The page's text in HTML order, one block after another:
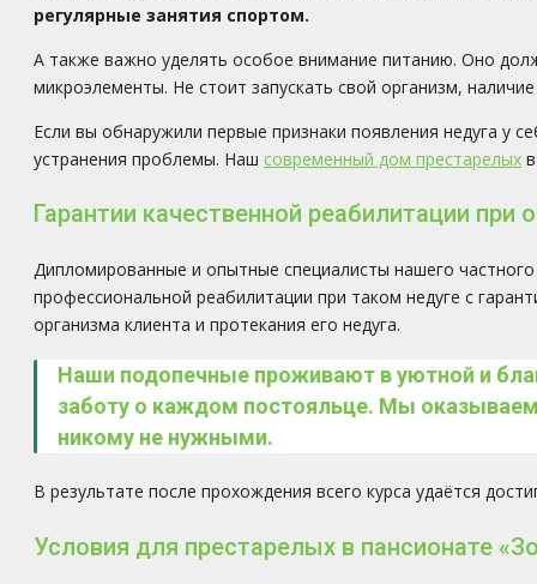
регулярные занятия спортом.
А также важно уделять особое внимание питанию. Оно
микроэлементы. Не стоит запускать свой организм,
Если вы обнаружили первые признаки появления недуга у
устранения проблемы. Наш современный дом престарелых
Гарантии качественной реабилитации при
Дипломированные и опытные специалисты нашего
профессиональной реабилитации при таком недуге с
организма клиента и протекания его недуга.
Наши подопечные проживают в уютной и
заботу о каждом постояльце. Мы
никому не нужными.
В результате после прохождения всего курса удаётся
Условия для престарелых в пансионате